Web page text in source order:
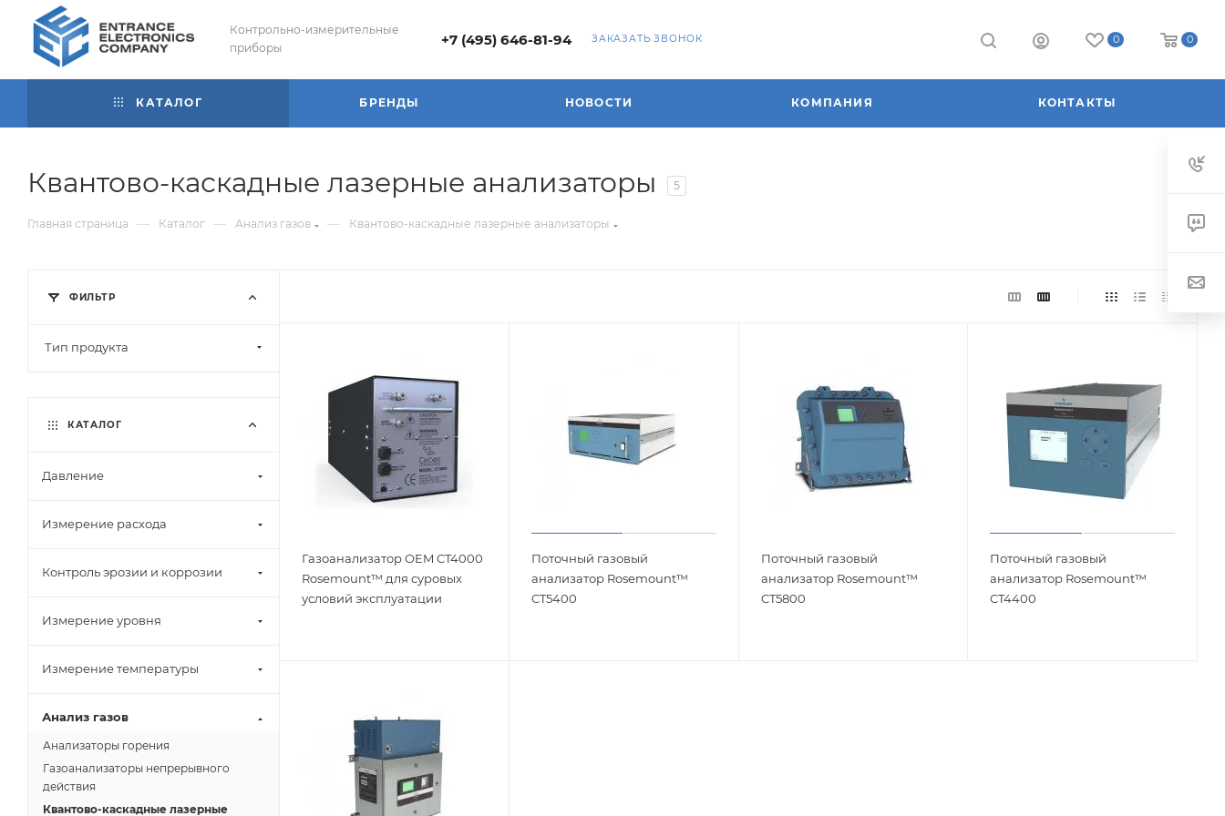
Контрольно-измерительные
приборы
+7 (495) 646-81-94 ЗАКАЗАТЬ ЗВОНОК 0 0
КАТАЛОГ БРЕНДЫ НОВОСТИ КОМПАНИЯ КОНТАКТЫ
Квантово-каскадные лазерные анализаторы 5
Главная страница — Каталог — Анализ газов — Квантово-каскадные лазерные анализаторы
Газоанализатор OEM CT4000
Rosemount™ для суровых
условий эксплуатации
Поточный газовый
анализатор Rosemount™
CT5400
Поточный газовый
анализатор Rosemount™
CT5800
Поточный газовый
анализатор Rosemount™
CT4400
ФИЛЬТР
Тип продукта
КАТАЛОГ
Давление
Измерение расхода
Контроль эрозии и коррозии
Измерение уровня
Измерение температуры
Анализ газов
Анализаторы горения
Газоанализаторы непрерывного
действия
Квантово-каскадные лазерные